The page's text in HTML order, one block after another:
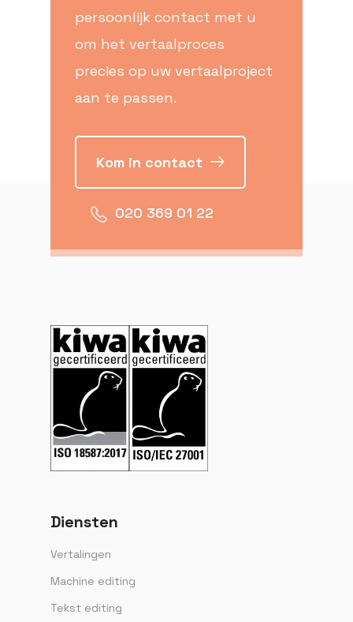
persoonlijk contact met u
om het vertaalproces
precies op uw vertaalproject
aan te passen.
Kom in contact
020 369 01 22
Diensten
Vertalingen
Machine editing
Tekst editing